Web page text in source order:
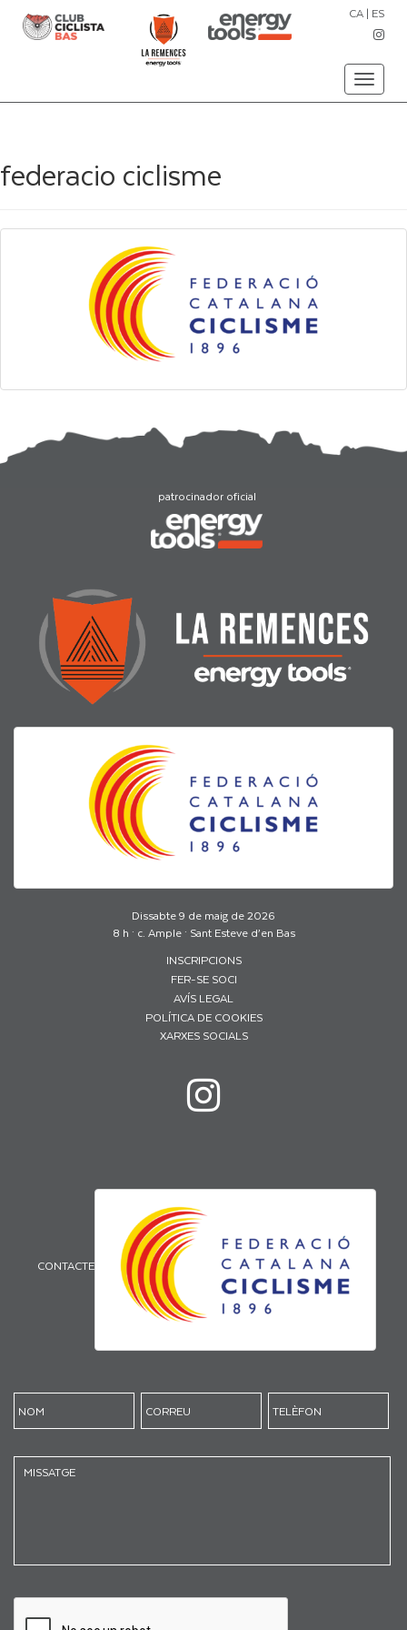
Toggle
CA | ES
federacio ciclisme
patrocinador oficial
Dissabte 9 de maig de 2026
8 h · c. Ample · Sant Esteve d’en Bas
INSCRIPCIONS
FER-SE SOCI
AVÍS LEGAL
POLÍTICA DE COOKIES
XARXES SOCIALS
CONTACTE